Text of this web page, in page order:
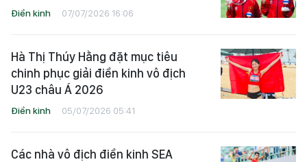
Điền kinh 07/07/2026 16:06
Hà Thị Thúy Hằng đặt mục tiêu
chinh phục giải điền kinh vô địch
U23 châu Á 2026
Điền kinh 05/07/2026 05:41
Các nhà vô địch điền kinh SEA